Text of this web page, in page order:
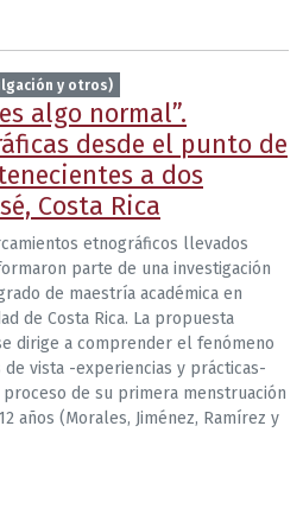
y otros)
algo normal”.
desde el punto de
a dos
Costa Rica
etnográficos llevados
parte de una investigación
de maestría académica en
de Costa Rica. La propuesta
dirige a comprender el fenómeno
vista -experiencias y prácticas-
de su primera menstruación
años (Morales, Jiménez, Ramírez y